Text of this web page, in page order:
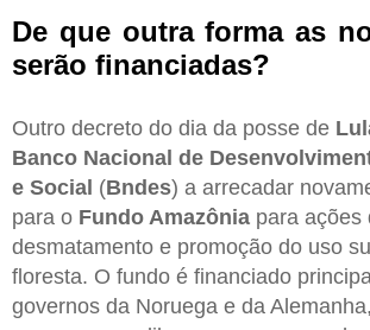
De que outra forma as
serão financiadas?
Outro decreto do dia da posse de
Banco Nacional de
e Social (Bndes) a arrecadar
para o Fundo Amazônia para ações
desmatamento e promoção do uso
floresta. O fundo é financiado
governos da Noruega e da